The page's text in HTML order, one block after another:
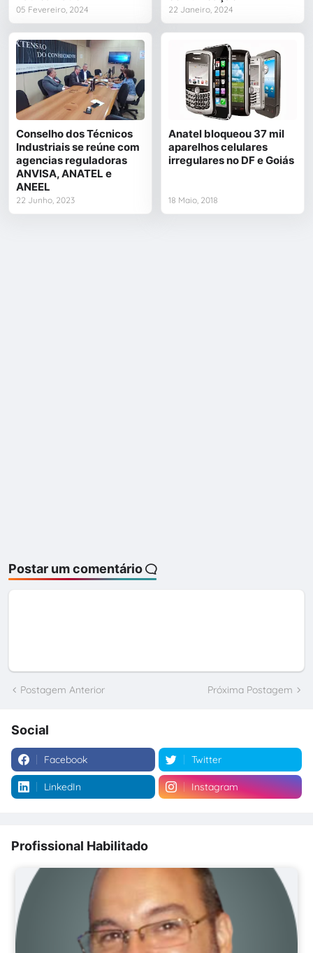
05 Fevereiro, 2024 22 Janeiro, 2024
Conselho dos Técnicos
Industriais se reúne com
agencias reguladoras
ANVISA, ANATEL e
ANEEL
22 Junho, 2023
Anatel bloqueou 37 mil
aparelhos celulares
irregulares no DF e Goiás
18 Maio, 2018
Postar um comentário
Postagem Anterior Próxima Postagem
Social
Facebook Twitter
LinkedIn Instagram
Profissional Habilitado